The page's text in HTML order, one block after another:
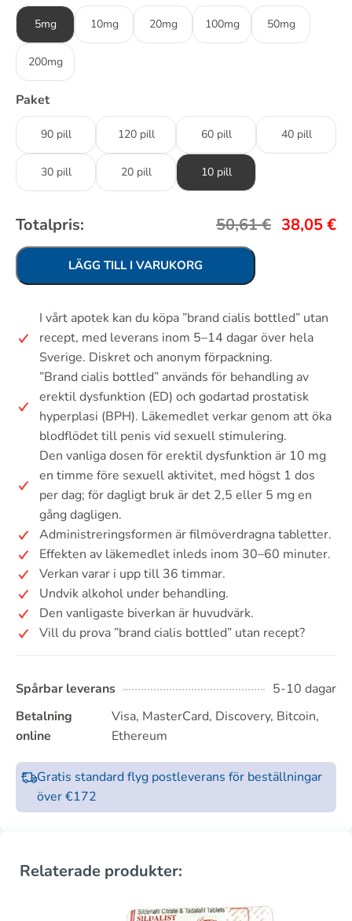
5mg 10mg 20mg 100mg 50mg
200mg
Paket
90 pill 120 pill 60 pill 40 pill
30 pill 20 pill 10 pill
Totalpris: 50,61€ 38,05€
LÄGG TILL I VARUKORG
I vårt apotek kan du köpa ”brand cialis bottled” utan
recept, med leverans inom 5–14 dagar över hela
Sverige. Diskret och anonym förpackning.
”Brand cialis bottled” används för behandling av
erektil dysfunktion (ED) och godartad prostatisk
hyperplasi (BPH). Läkemedlet verkar genom att öka
blodflödet till penis vid sexuell stimulering.
Den vanliga dosen för erektil dysfunktion är 10 mg
en timme före sexuell aktivitet, med högst 1 dos
per dag; för dagligt bruk är det 2,5 eller 5 mg en
gång dagligen.
Administreringsformen är filmöverdragna tabletter.
Effekten av läkemedlet inleds inom 30–60 minuter.
Verkan varar i upp till 36 timmar.
Undvik alkohol under behandling.
Den vanligaste biverkan är huvudvärk.
Vill du prova ”brand cialis bottled” utan recept?
Spårbar leverans
5-10 dagar
Betalning
online
Visa, MasterCard, Discovery, Bitcoin,
Ethereum
Gratis standard flyg postleverans för beställningar
över €172
Relaterade produkter: